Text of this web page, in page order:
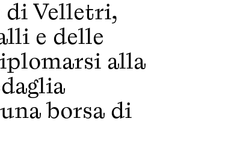
di Velletri,
e delle
alla
borsa di